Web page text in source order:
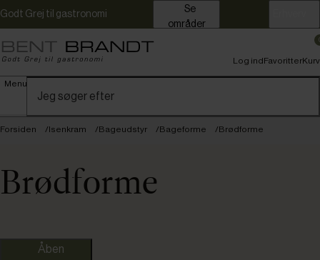
Godt Grej til gastronomi
områder
Menu
Log indFavoritterKurv
Forsiden Isenkram Bageudstyr Bageforme Brødforme
Brødforme